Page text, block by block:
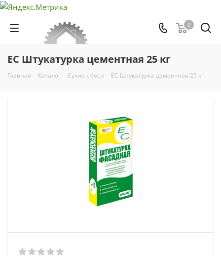
0
ЕС Штукатурка цементная 25 кг
Главная - Каталог - Сухие смеси - ЕС Штукатурка цементная 25 кг